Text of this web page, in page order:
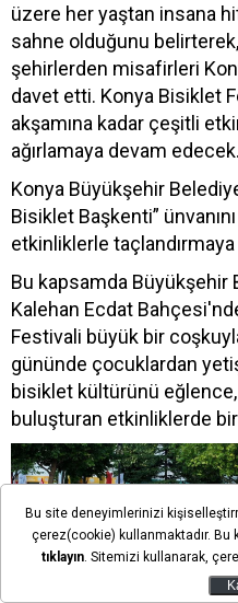
üzere her yaştan insana
sahne olduğunu
şehirlerden misafirleri
davet etti. Konya Bisiklet
akşamına kadar çeşitli
ağırlamaya devam edecek.
Konya Büyükşehir
Bisiklet Başkenti”
etkinliklerle
Bu kapsamda Büyükşehir
Kalehan Ecdat
Festivali büyük bir
gününde çocuklardan
bisiklet kültürünü
buluşturan etkinliklerde
Bu site deneyimlerinizi
çerez(cookie) kullanmaktadır. Bu
tıklayın. Sitemizi kullanarak,